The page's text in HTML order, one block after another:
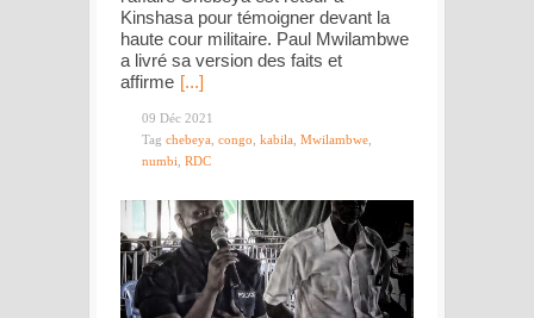
Kinshasa pour témoigner devant la
haute cour militaire. Paul Mwilambwe
a livré sa version des faits et
affirme [...]
09 Déc 2021
Tag chebeya congo kabila Mwilambwe
numbi RDC